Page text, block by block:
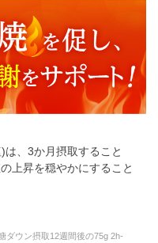
、3か月摂取すること
上昇を穏やかにすること
ダウン摂取12週間後の75g 2h-